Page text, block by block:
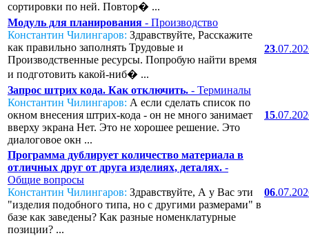
сортировки по ней. Повтор� ...
Модуль для планирования - Производство
Константин Чилингаров: Здравствуйте, Расскажите
как правильно заполнять Трудовые и
Производственные ресурсы. Попробую найти время
и подготовить какой-ниб� ...
23
Запрос штрих кода. Как отключить. - Терминалы
Константин Чилингаров: А если сделать список по
окном внесения штрих-кода - он не много занимает
вверху экрана Нет. Это не хорошее решение. Это
диалоговое окн ...
15
Программа дублирует количество материала в
отличных друг от друга изделиях, деталях. -
Общие вопросы
Константин Чилингаров: Здравствуйте, А у Вас эти
"изделия подобного типа, но с другими размерами" в
базе как заведены? Как разные номенклатурные
позиции? ...
06